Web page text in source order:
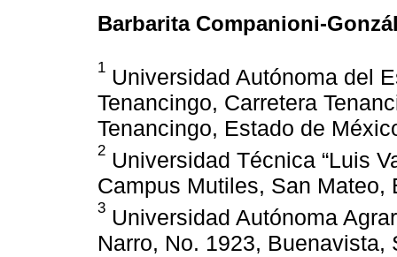
Barbarita Companioni-
1 Universidad Autónoma del
Tenancingo, Carretera
Tenancingo, Estado de
2 Universidad Técnica “Luis
Campus Mutiles, San Mateo,
3 Universidad Autónoma
Narro, No. 1923,